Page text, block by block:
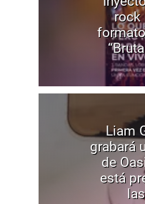
rock
Liam
grabará
de
está